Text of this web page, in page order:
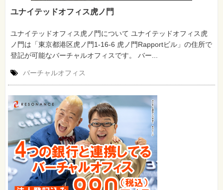
ユナイテッドオフィス虎ノ門
ユナイテッドオフィス虎ノ門について ユナイテッドオフィス虎
ノ門は「東京都港区虎ノ門1-16-6 虎ノ門Rapportビル」の住所で
登記が可能なバーチャルオフィスです。 バー...
バーチャルオフィス